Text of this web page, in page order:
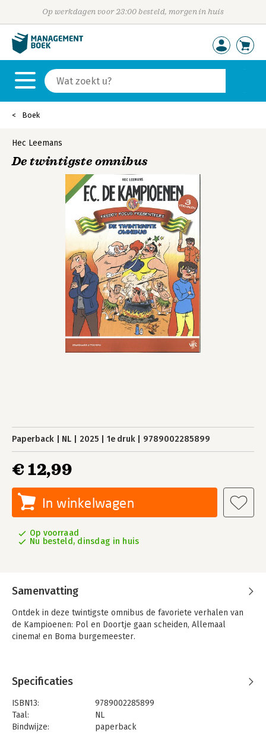
Op werkdagen voor 23:00 besteld, morgen in huis
Boek
Hec Leemans
De twintigste omnibus
Paperback NL 2025 1e druk 9789002285899
€ 12,99
In winkelwagen
Op voorraad
Nu besteld, dinsdag in huis
Samenvatting
Ontdek in deze twintigste omnibus de favoriete verhalen van
de Kampioenen: Pol en Doortje gaan scheiden, Allemaal
cinema! en Boma burgemeester.
Specificaties
ISBN13:
9789002285899
Taal:
NL
Bindwijze:
paperback